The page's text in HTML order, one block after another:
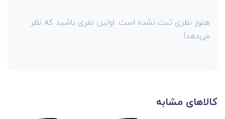
هنوز نظری ثبت نشده است. اولین نفری باشید که نظر
می‌دهد!
کالاهای مشابه